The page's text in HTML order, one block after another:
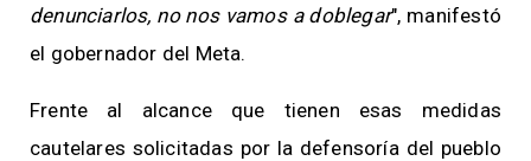
denunciarlos, no nos vamos a doblegar", manifestó
el gobernador del Meta.
Frente al alcance que tienen esas medidas
cautelares solicitadas por la defensoría del pueblo